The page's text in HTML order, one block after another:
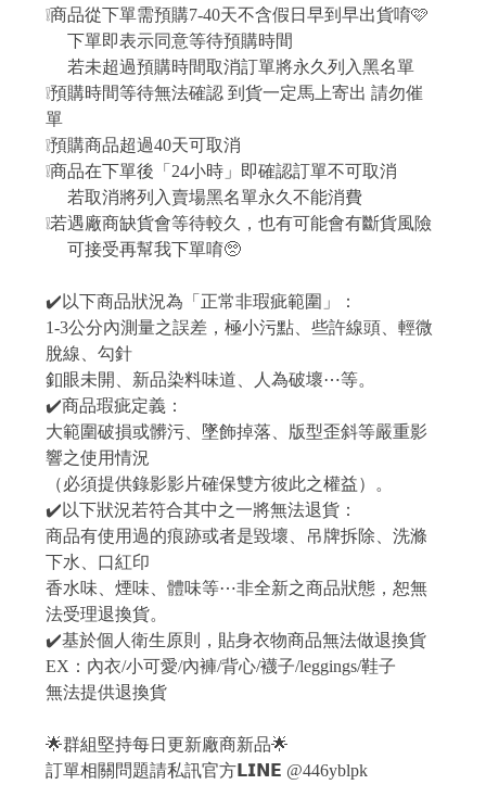
❕商品從下單需預購7-40天不含假日早到早出貨唷🩷
下單即表示同意等待預購時間
若未超過預購時間取消訂單將永久列入黑名單
❕預購時間等待無法確認 到貨一定馬上寄出 請勿催
單
❕預購商品超過40天可取消
❕商品在下單後「24小時」即確認訂單不可取消
若取消將列入賣場黑名單永久不能消費
❕若遇廠商缺貨會等待較久，也有可能會有斷貨風險
可接受再幫我下單唷🥺
✔️以下商品狀況為「正常非瑕疵範圍」：
1-3公分內測量之誤差，極小污點、些許線頭、輕微
脫線、勾針
釦眼未開、新品染料味道、人為破壞⋯等。
✔️商品瑕疵定義：
大範圍破損或髒污、墜飾掉落、版型歪斜等嚴重影
響之使用情況
（必須提供錄影影片確保雙方彼此之權益）。
✔️以下狀況若符合其中之一將無法退貨：
商品有使用過的痕跡或者是毀壞、吊牌拆除、洗滌
下水、口紅印
香水味、煙味、體味等⋯非全新之商品狀態，恕無
法受理退換貨。
✔️基於個人衛生原則，貼身衣物商品無法做退換貨
EX：內衣/小可愛/內褲/背心/襪子/leggings/鞋子
無法提供退換貨
🌟群組堅持每日更新廠商新品🌟
訂單相關問題請私訊官方𝗟𝗜𝗡𝗘 @446yblpk